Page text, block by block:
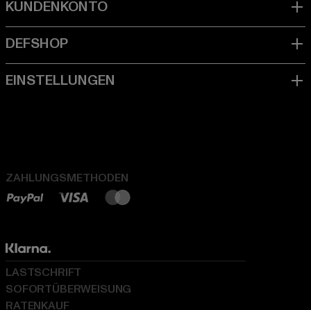
ZAHLUNGSMETHODEN
LASTSCHRIFT
SOFORTÜBERWEISUNG
RATENKAUF